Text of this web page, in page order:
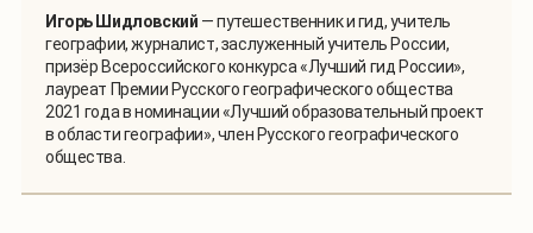
Игорь Шидловский — путешественник и гид, учитель
географии, журналист, заслуженный учитель России,
призёр Всероссийского конкурса «Лучший гид России»,
лауреат Премии Русского географического общества
2021 года в номинации «Лучший образовательный проект
в области географии», член Русского географического
общества.